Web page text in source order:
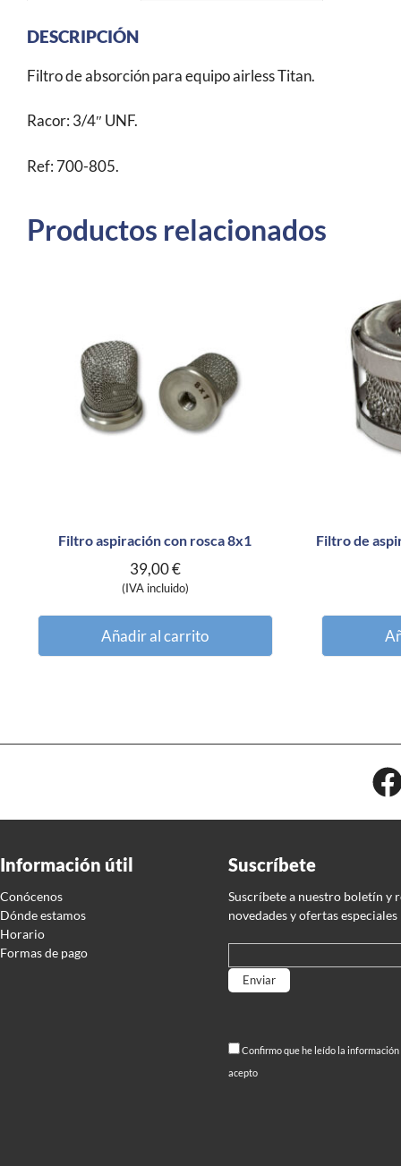
DESCRIPCIÓN
Filtro de absorción para equipo airless Titan.
Racor: 3/4″ UNF.
Ref: 700-805.
Productos relacionados
Filtro aspiración con rosca 8x1
39,00€
(IVA incluido)
Añadir al carrito
Filtro de
Información útil
Conócenos
Dónde estamos
Horario
Formas de pago
Suscríbete
Suscríbete a nuestro boletín y
novedades y ofertas especiales
Confirmo que he leído la
acepto